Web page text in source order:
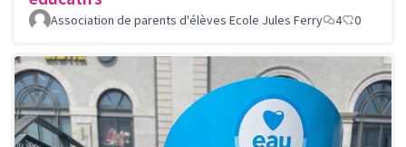
Association de parents d'élèves Ecole Jules Ferry 4 0